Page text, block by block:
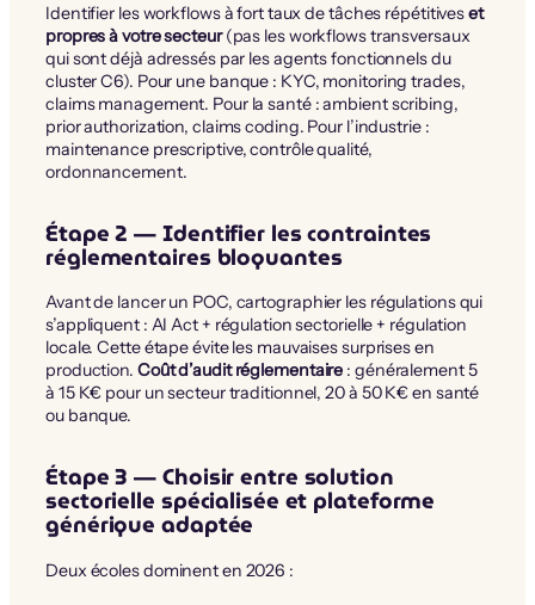
Identifier les workflows à fort taux de tâches répétitiveset
propres à votre secteur(pas les workflows transversaux
qui sont déjà adressés par les agents fonctionnels du
cluster C6). Pour une banque : KYC, monitoring trades,
claims management. Pour la santé : ambient scribing,
prior authorization, claims coding. Pour l’industrie :
maintenance prescriptive, contrôle qualité,
ordonnancement.
Étape 2 — Identifier les contraintes
réglementaires bloquantes
Avant de lancer un POC, cartographier les régulations qui
s’appliquent : AI Act + régulation sectorielle + régulation
locale. Cette étape évite les mauvaises surprises en
production. Coût d’audit réglementaire : généralement 5
à 15 K€ pour un secteur traditionnel, 20 à 50 K€ en santé
ou banque.
Étape 3 — Choisir entre solution
sectorielle spécialisée et plateforme
générique adaptée
Deux écoles dominent en 2026 :